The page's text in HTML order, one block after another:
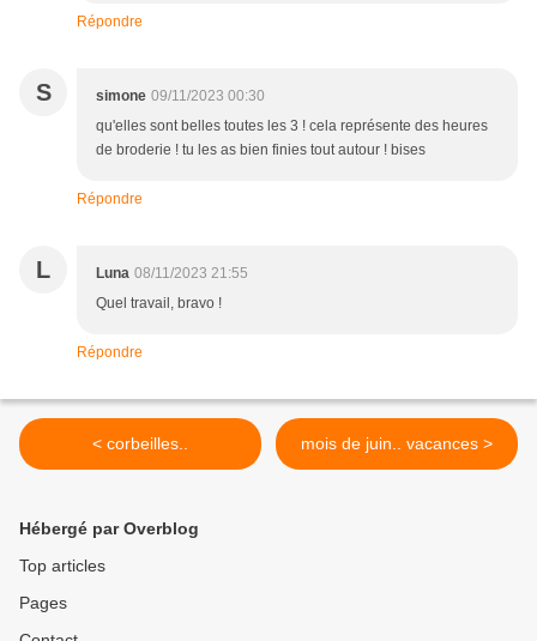
Répondre
S simone 09/11/2023 00:30
qu'elles sont belles toutes les 3 ! cela représente des heures
de broderie ! tu les as bien finies tout autour ! bises
Répondre
L Luna 08/11/2023 21:55
Quel travail, bravo !
Répondre
< corbeilles.. mois de juin.. vacances >
Hébergé par Overblog
Top articles
Pages